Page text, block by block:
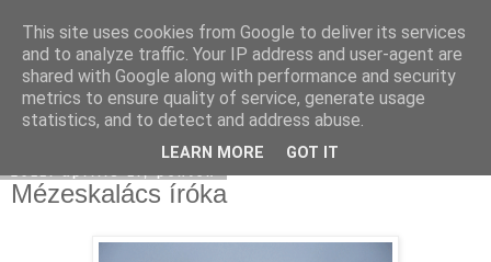
Moha Konyha
Mézeskalács íróka
This site uses cookies from Google to deliver its services
and to analyze traffic. Your IP address and user-agent are
shared with Google along with performance and security
metrics to ensure quality of service, generate usage
statistics, and to detect and address abuse.
LEARN MORE GOT IT